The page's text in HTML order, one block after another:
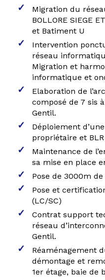
Migration du
BOLLORE SIEGE
et Batiment U
Intervention
réseau
Migration et
informatique et
Elaboration de
composé de 7 sis
Gentil.
Déploiement
propriétaire et
Maintenance de
sa mise en place
Pose de 3000m
Pose et
(LC/SC)
Contrat support
réseau
Gentil.
Réaménagement
démontage et
1er étage, baie de